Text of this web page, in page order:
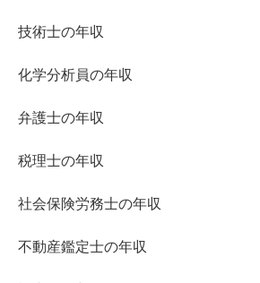
技術士の年収
化学分析員の年収
弁護士の年収
税理士の年収
社会保険労務士の年収
不動産鑑定士の年収